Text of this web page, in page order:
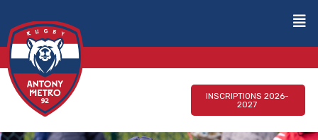
INSCRIPTIONS 2026-
2027